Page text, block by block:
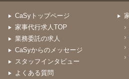
CaSyトップページ
家事代行求人TOP
業務委託の求人
CaSyからのメッセージ
スタッフインタビュー
よくある質問